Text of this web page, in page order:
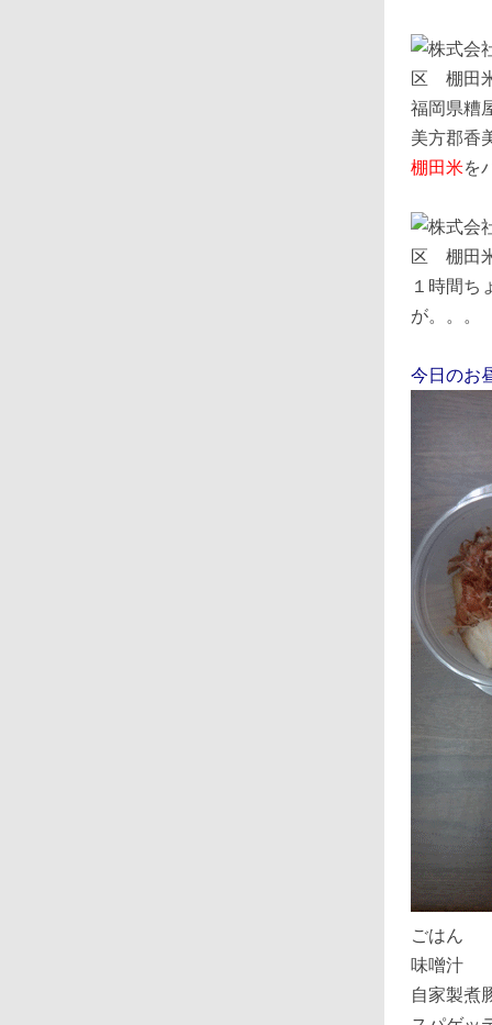
福岡県糟
美方郡
棚田米を
１時間
が。。。
今日のお
ごはん
味噌汁
自家製煮